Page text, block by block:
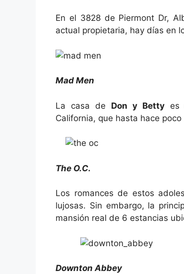
En el 3828 de Piermont Dr,
actual propietaria, hay días en
Mad Men
La casa de Don y Bettyes
California, que hasta hace
The O.C.
Los romances de estos
lujosas. Sin embargo, la
mansión real de 6 estancias
Downton Abbey